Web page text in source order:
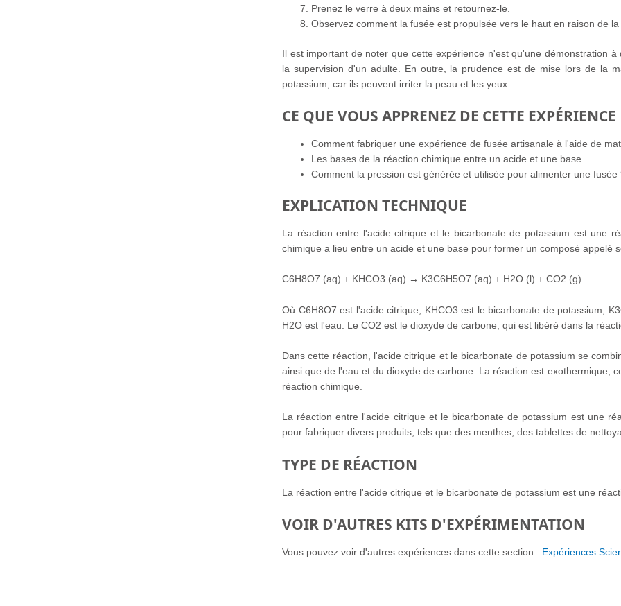
Prenez le verre à deux mains et retournez-le.
Observez comment la fusée est propulsée vers le haut en raison de
Il est important de noter que cette expérience n'est qu'une démonstration
la supervision d'un adulte. En outre, la prudence est de mise lors de la
potassium, car ils peuvent irriter la peau et les yeux.
CE QUE VOUS APPRENEZ DE CETTE EXPÉRIENCE
Comment fabriquer une expérience de fusée artisanale à l'aide de
Les bases de la réaction chimique entre un acide et une base
Comment la pression est générée et utilisée pour alimenter une fusée
EXPLICATION TECHNIQUE
La réaction entre l'acide citrique et le bicarbonate de potassium est une
chimique a lieu entre un acide et une base pour former un composé appelé
C6H8O7 (aq) + KHCO3 (aq) → K3C6H5O7 (aq) + H2O (l) + CO2 (g)
Où C6H8O7 est l'acide citrique, KHCO3 est le bicarbonate de potassium,
H2O est l'eau. Le CO2 est le dioxyde de carbone, qui est libéré dans la
Dans cette réaction, l'acide citrique et le bicarbonate de potassium se
ainsi que de l'eau et du dioxyde de carbone. La réaction est exothermique,
réaction chimique.
La réaction entre l'acide citrique et le bicarbonate de potassium est une
pour fabriquer divers produits, tels que des menthes, des tablettes de
TYPE DE RÉACTION
La réaction entre l'acide citrique et le bicarbonate de potassium est une
VOIR D'AUTRES KITS D'EXPÉRIMENTATION
Vous pouvez voir d'autres expériences dans cette section : Expériences